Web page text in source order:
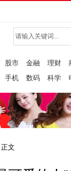
股市 金融 理财
手机 数码 科学
文